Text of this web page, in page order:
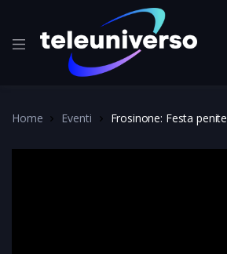
Home Eventi Frosinone: Festa